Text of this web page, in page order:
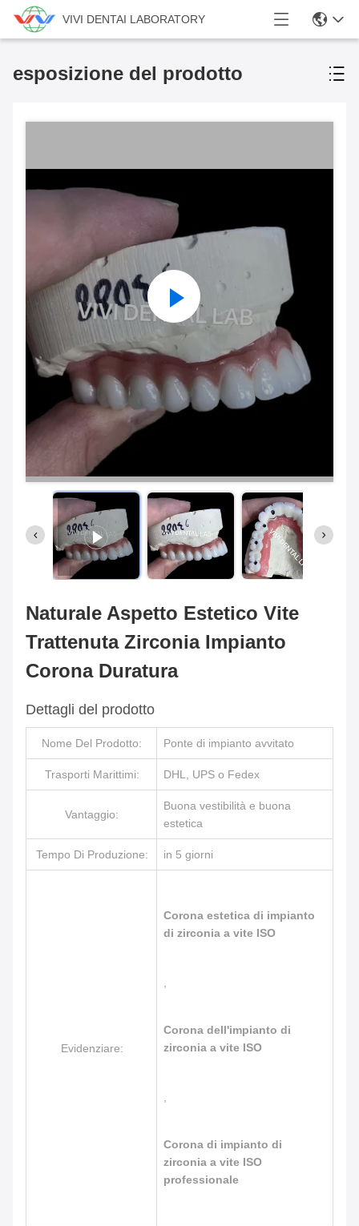
VIVI DENTAI LABORATORY
esposizione del prodotto
Naturale Aspetto Estetico Vite
Trattenuta Zirconia Impianto
Corona Duratura
Dettagli del prodotto
Nome Del Prodotto: Ponte di impianto avvitato
Trasporti Marittimi: DHL, UPS o Fedex
Vantaggio:
Buona vestibilità e buona
estetica
Tempo Di Produzione: in 5 giorni
Evidenziare:
Corona estetica di impianto
di zirconia a vite ISO
Corona dell'impianto di
zirconia a vite ISO
Corona di impianto di
zirconia a vite ISO
professionale